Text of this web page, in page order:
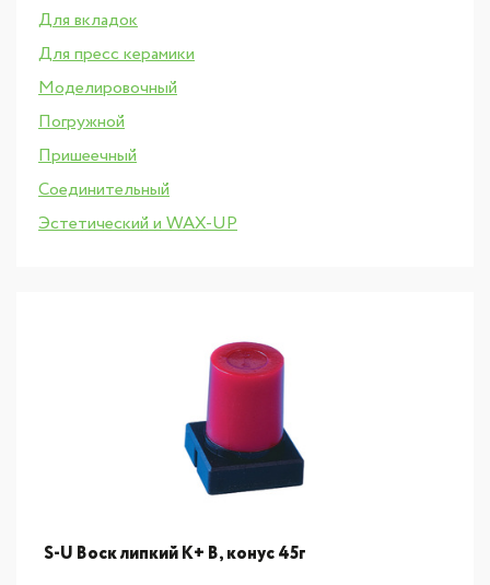
Для вкладок
Для пресс керамики
Моделировочный
Погружной
Пришеечный
Соединительный
Эстетический и WAX-UP
S-U Воск липкий К+ В, конус 45г